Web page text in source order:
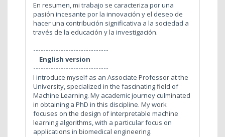
En resumen, mi trabajo se caracteriza por una
pasión incesante por la innovación y el deseo de
hacer una contribución significativa a la sociedad a
través de la educación y la investigación.
------------------------------
English version
------------------------------
I introduce myself as an Associate Professor at the
University, specialized in the fascinating field of
Machine Learning. My academic journey culminated
in obtaining a PhD in this discipline. My work
focuses on the design of interpretable machine
learning algorithms, with a particular focus on
applications in biomedical engineering.